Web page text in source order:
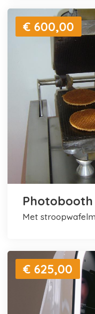
€ 600,00
Photobooth
met
€ 625,00